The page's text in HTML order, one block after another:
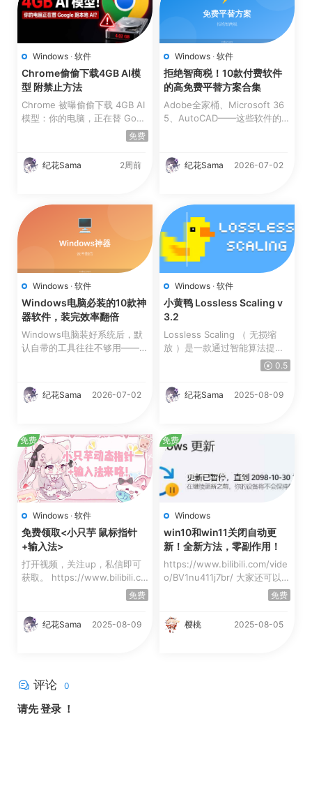
Windows · 软件
Chrome偷偷下载4GB AI模
型 附禁止方法
Chrome 被曝偷偷下载 4GB AI
模型：你的电脑，正在替 Goog
免费
纪花Sama 2周前
Windows · 软件
拒绝智商税！10款付费软件
的高免费平替方案合集
Adobe全家桶、Microsoft 36
5、AutoCAD——这些软件的订
纪花Sama 2026-07-02
Windows · 软件
Windows电脑必装的10款神
器软件，装完效率翻倍
Windows电脑装好系统后，默
认自带的工具往往不够用——文
纪花Sama 2026-07-02
Windows · 软件
小黄鸭 Lossless Scaling v
3.2
Lossless Scaling （ 无损缩
放 ）是一款通过智能算法提升
游戏和视频流畅度的工具，...0.5
纪花Sama 2025-08-09
Windows · 软件
免费领取<小只芋 鼠标指针
+输入法>
打开视频，关注up，私信即可
获取。 https://www.bilibili.co
免费
纪花Sama 2025-08-09
免费
Windows
win10和win11关闭自动更
新！全新方法，零副作用！
https://www.bilibili.com/vide
o/BV1nu411j7br/ 大家还可以在
免费
樱桃 2025-08-05
免费
评论 0
请先登录 ！